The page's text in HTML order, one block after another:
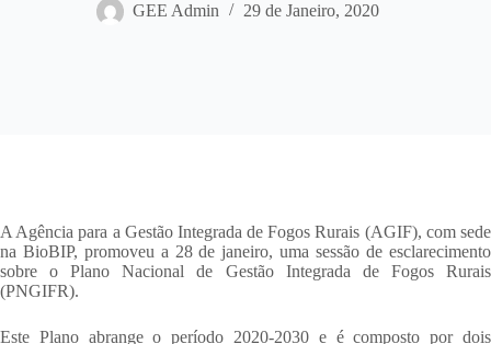
GEE Admin 29 de Janeiro, 2020
A Agência para a Gestão Integrada de Fogos Rurais (AGIF), com sede
na BioBIP, promoveu a 28 de janeiro, uma sessão de esclarecimento
sobre o Plano Nacional de Gestão Integrada de Fogos Rurais
(PNGIFR).
Este Plano abrange o período 2020-2030 e é composto por dois